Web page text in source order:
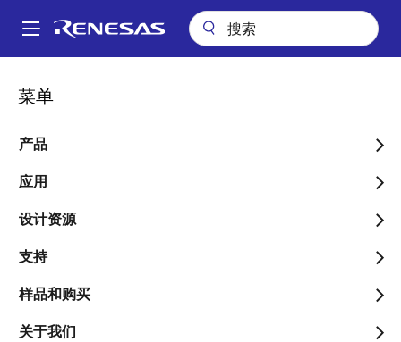
到
Main
菜单
产品
应用
设计资源
支持
样品和购买
关于我们
面
包
屑
国家/地区